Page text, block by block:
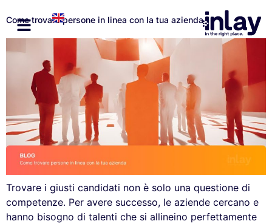
Come trovare persone in linea con la tua azienda
Trovare i giusti candidati non è solo una questione di
competenze. Per avere successo, le aziende cercano e
hanno bisogno di talenti che si allineino perfettamente